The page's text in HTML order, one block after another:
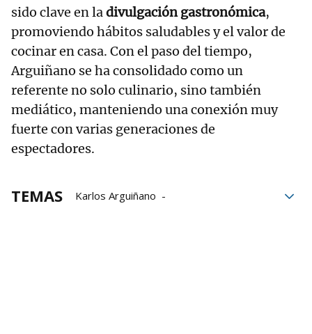
sido clave en ladivulgación gastronómica,
promoviendo hábitos saludables y el valor de
cocinar en casa. Con el paso del tiempo,
Arguiñano se ha consolidado como un
referente no solo culinario, sino también
mediático, manteniendo una conexión muy
fuerte con varias generaciones de
espectadores.
TEMAS
Karlos Arguiñano